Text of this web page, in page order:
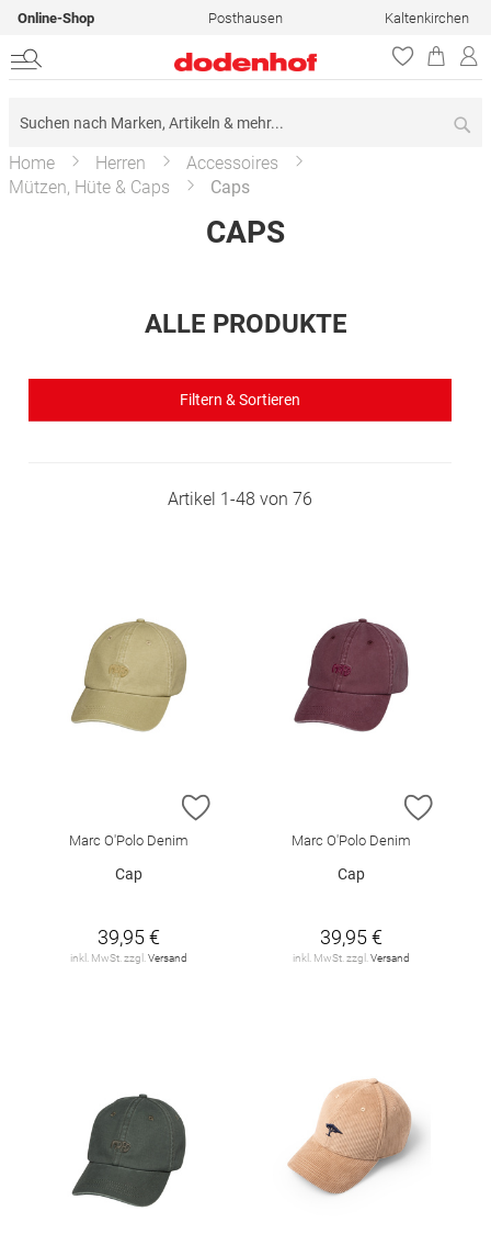
Online-Shop Posthausen Kaltenkirchen
Home Herren
Accessoires
Mützen, Hüte & Caps
Caps
CAPS
ALLE PRODUKTE
Filtern & Sortieren
Artikel 1-48 von 76
ZUR WUNSCHLISTE HINZUFÜGEN
Marc O'Polo Denim
Cap
39,95 €
inkl. MwSt. zzgl. Versand
ZUR
Marc O'Polo Denim
Cap
39,95 €
inkl. MwSt. zzgl. Versand